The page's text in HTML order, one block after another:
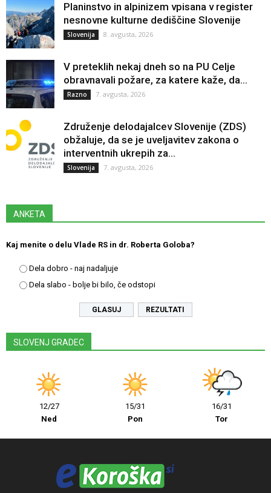
Planinstvo in alpinizem vpisana v register
nesnovne kulturne dediščine Slovenije
Slovenija 8. avgusta, 2026
V preteklih nekaj dneh so na PU Celje
obravnavali požare, za katere kaže, da...
Razno 7. avgusta, 2026
Združenje delodajalcev Slovenije (ZDS)
obžaluje, da se je uveljavitev zakona o
interventnih ukrepih za...
Slovenija 7. avgusta, 2026
ANKETA
Kaj menite o delu Vlade RS in dr. Roberta Goloba?
Dela dobro - naj nadaljuje
Dela slabo - bolje bi bilo, če odstopi
REZULTATI
SLOVENJ GRADEC
12/27
Ned
15/31
Pon
16/31
Tor